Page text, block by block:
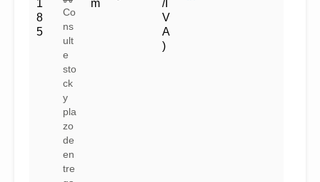
1
8
5
Co
ns
ult
e
sto
ck
y
pla
zo
de
en
tre
m
/I
V
A
)